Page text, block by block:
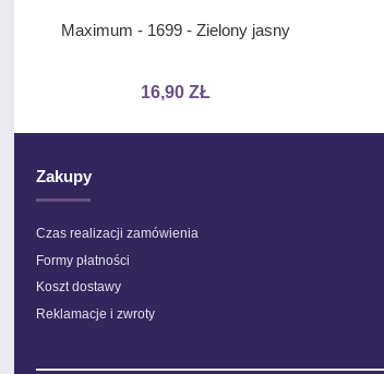
Maximum - 1699 - Zielony jasny
16,90 ZŁ
Zakupy
Czas realizacji zamówienia
Formy płatności
Koszt dostawy
Reklamacje i zwroty